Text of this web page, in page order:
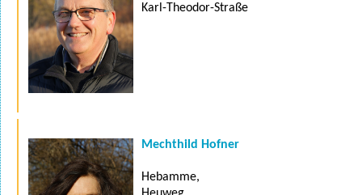
Karl-Theodor-Straße
Mechthild Hofner
Hebamme,